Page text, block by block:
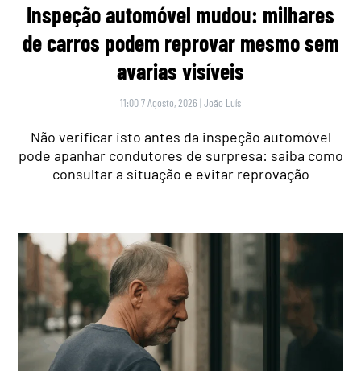
Inspeção automóvel mudou: milhares
de carros podem reprovar mesmo sem
avarias visíveis
11:00 7 Agosto, 2026 |João Luís
Não verificar isto antes da inspeção automóvel
pode apanhar condutores de surpresa: saiba como
consultar a situação e evitar reprovação